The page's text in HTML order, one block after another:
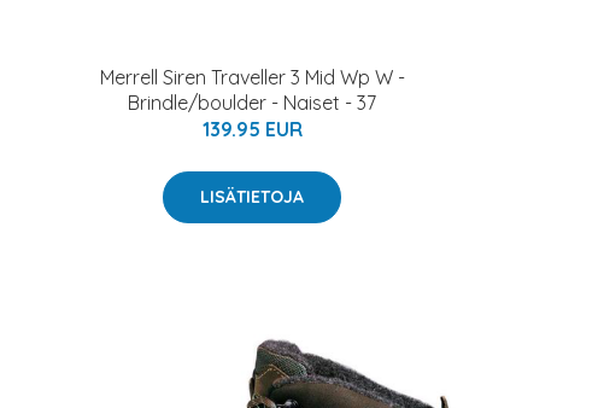
Merrell Siren Traveller 3 Mid Wp W -
Brindle/boulder - Naiset - 37
139.95 EUR
LISÄTIETOJA